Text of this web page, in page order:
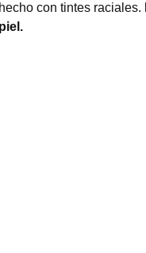
con tintes raciales.